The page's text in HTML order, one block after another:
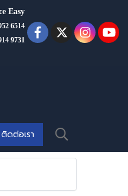
Easy
6514
9731
ติดต่อเรา